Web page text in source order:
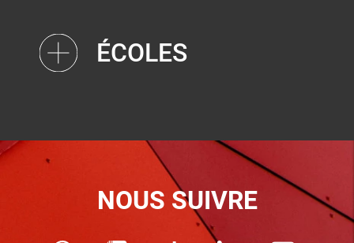
ÉCOLES
NOUS SUIVRE